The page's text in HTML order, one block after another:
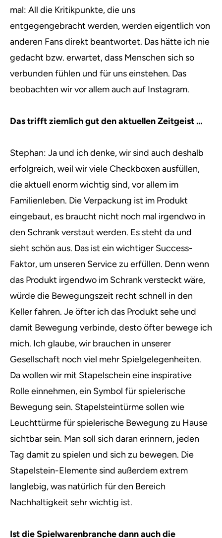
mal: All die Kritikpunkte, die uns
entgegengebracht werden, werden eigentlich von
anderen Fans direkt beantwortet. Das hätte ich nie
gedacht bzw. erwartet, dass Menschen sich so
verbunden fühlen und für uns einstehen. Das
beobachten wir vor allem auch auf Instagram.
Das trifft ziemlich gut den aktuellen Zeitgeist …
Stephan: Ja und ich denke, wir sind auch deshalb
erfolgreich, weil wir viele Checkboxen ausfüllen,
die aktuell enorm wichtig sind, vor allem im
Familienleben. Die Verpackung ist im Produkt
eingebaut, es braucht nicht noch mal irgendwo in
den Schrank verstaut werden. Es steht da und
sieht schön aus. Das ist ein wichtiger Success-
Faktor, um unseren Service zu erfüllen. Denn wenn
das Produkt irgendwo im Schrank versteckt wäre,
würde die Bewegungszeit recht schnell in den
Keller fahren. Je öfter ich das Produkt sehe und
damit Bewegung verbinde, desto öfter bewege ich
mich. Ich glaube, wir brauchen in unserer
Gesellschaft noch viel mehr Spielgelegenheiten.
Da wollen wir mit Stapelschein eine inspirative
Rolle einnehmen, ein Symbol für spielerische
Bewegung sein. Stapelsteintürme sollen wie
Leuchttürme für spielerische Bewegung zu Hause
sichtbar sein. Man soll sich daran erinnern, jeden
Tag damit zu spielen und sich zu bewegen. Die
Stapelstein-Elemente sind außerdem extrem
langlebig, was natürlich für den Bereich
Nachhaltigkeit sehr wichtig ist.
Ist die Spielwarenbranche dann auch die